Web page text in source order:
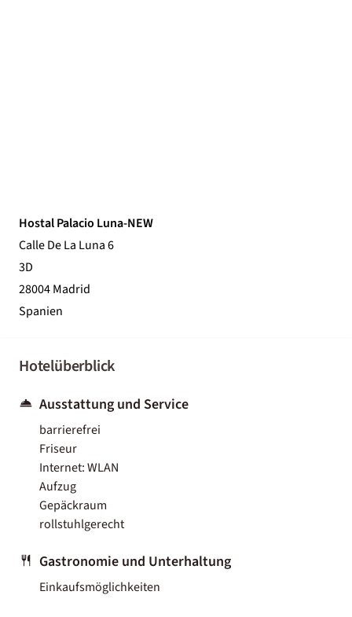
Hostal Palacio Luna-NEW
Calle De La Luna 6
3D
28004 Madrid
Spanien
Hotelüberblick
Ausstattung und Service
barrierefrei
Friseur
Internet: WLAN
Aufzug
Gepäckraum
rollstuhlgerecht
Gastronomie und Unterhaltung
Einkaufsmöglichkeiten